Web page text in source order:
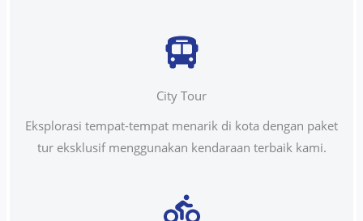
City Tour
Eksplorasi tempat-tempat menarik di kota dengan paket
tur eksklusif menggunakan kendaraan terbaik kami.